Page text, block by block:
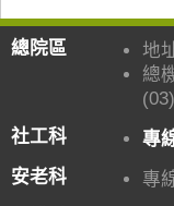
總院區
地
總
社工科
專
安老科
專